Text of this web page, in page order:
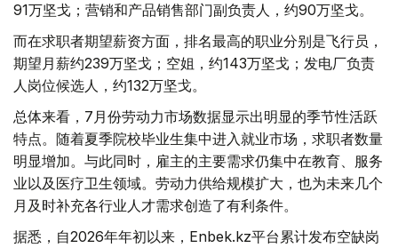
91万坚戈；营销和产品销售部门副负责人，约90万坚戈。
而在求职者期望薪资方面，排名最高的职业分别是飞行员，
期望月薪约239万坚戈；空姐，约143万坚戈；发电厂负责
人岗位候选人，约132万坚戈。
总体来看，7月份劳动力市场数据显示出明显的季节性活跃
特点。随着夏季院校毕业生集中进入就业市场，求职者数量
明显增加。与此同时，雇主的主要需求仍集中在教育、服务
业以及医疗卫生领域。劳动力供给规模扩大，也为未来几个
月及时补充各行业人才需求创造了有利条件。
据悉，自2026年年初以来，Enbek.kz平台累计发布空缺岗